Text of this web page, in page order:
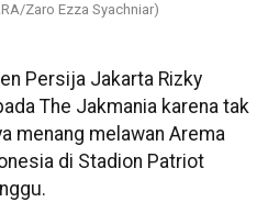
Zaro Ezza Syachniar)
Persija Jakarta Rizky
The Jakmania karena tak
menang melawan Arema
di Stadion Patriot